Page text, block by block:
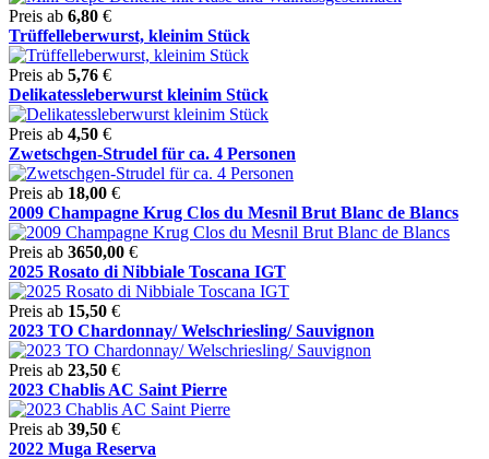
Preis ab 6,80 €
Trüffelleberwurst, kleinim Stück
Preis ab 5,76 €
Delikatessleberwurst kleinim Stück
Preis ab 4,50 €
Zwetschgen-Strudel für ca. 4 Personen
Preis ab 18,00 €
2009 Champagne Krug Clos du Mesnil Brut Blanc de Blancs
Preis ab 3650,00 €
2025 Rosato di Nibbiale Toscana IGT
Preis ab 15,50 €
2023 TO Chardonnay/ Welschriesling/ Sauvignon
Preis ab 23,50 €
2023 Chablis AC Saint Pierre
Preis ab 39,50 €
2022 Muga Reserva